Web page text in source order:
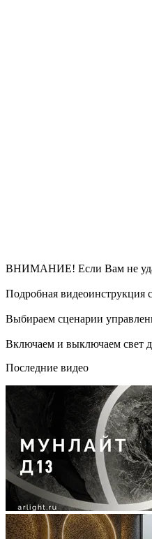
ВНИМАНИЕ! Если Вам не
Подробная видеоинструкция
Выбираем сценарии
Включаем и выключаем свет
Последние видео